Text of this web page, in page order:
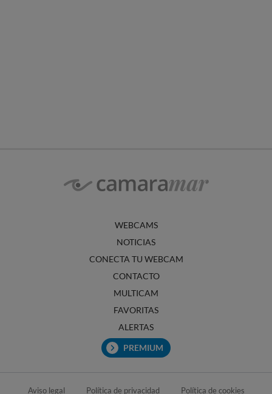
WEBCAMS
NOTICIAS
CONECTA TU WEBCAM
CONTACTO
MULTICAM
FAVORITAS
ALERTAS
PREMIUM
Aviso legal Política de privacidad Política de cookies